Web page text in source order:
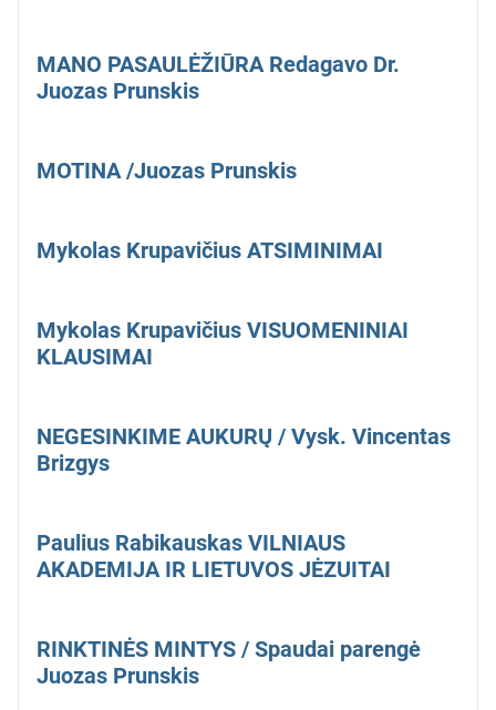
MANO PASAULĖŽIŪRA Redagavo Dr.
Juozas Prunskis
MOTINA /Juozas Prunskis
Mykolas Krupavičius ATSIMINIMAI
Mykolas Krupavičius VISUOMENINIAI
KLAUSIMAI
NEGESINKIME AUKURŲ / Vysk. Vincentas
Brizgys
Paulius Rabikauskas VILNIAUS
AKADEMIJA IR LIETUVOS JĖZUITAI
RINKTINĖS MINTYS / Spaudai parengė
Juozas Prunskis